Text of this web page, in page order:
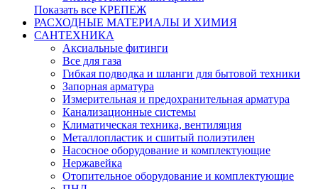
Показать все КРЕПЕЖ
РАСХОДНЫЕ МАТЕРИАЛЫ И ХИМИЯ
САНТЕХНИКА
Аксиальные фитинги
Все для газа
Гибкая подводка и шланги для бытовой техники
Запорная арматура
Измерительная и предохранительная арматура
Канализационные системы
Климатическая техника, вентиляция
Металлопластик и сшитый полиэтилен
Насосное оборудование и комплектующие
Нержавейка
Отопительное оборудование и комплектующие